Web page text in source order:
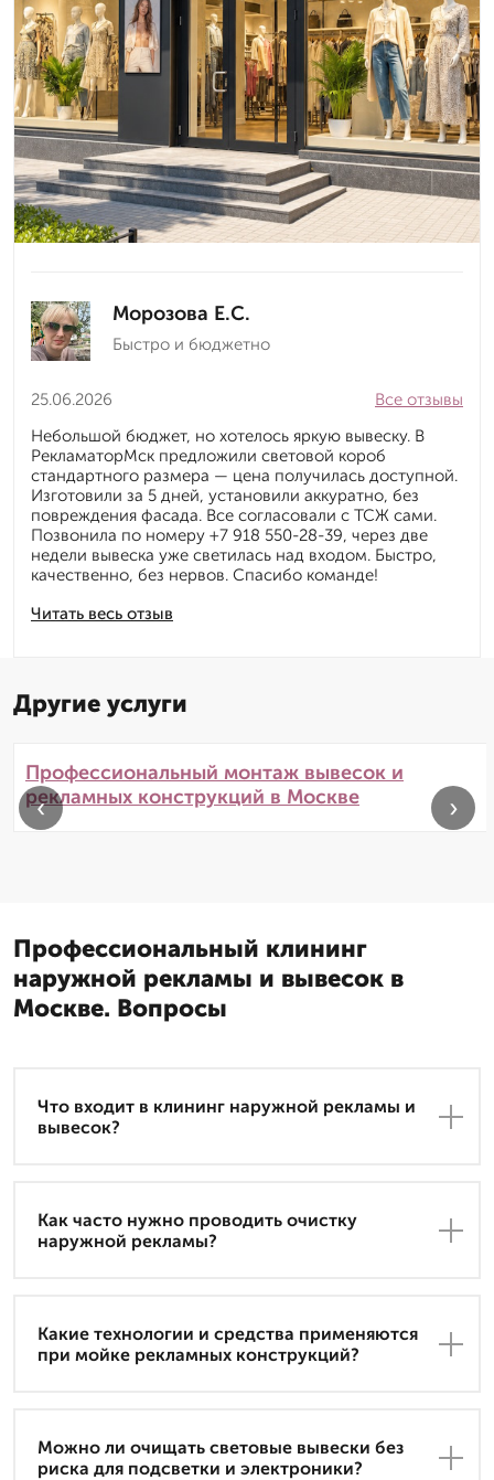
Морозова Е.С.
Быстро и бюджетно
25.06.2026
Читать весь отзыв
Все отзывы
Небольшой бюджет, но хотелось яркую вывеску. В
РекламаторМск предложили световой короб
стандартного размера — цена получилась доступной.
Изготовили за 5 дней, установили аккуратно, без
повреждения фасада. Все согласовали с ТСЖ сами.
Позвонила по номеру +7 918 550-28-39, через две
недели вывеска уже светилась над входом. Быстро,
качественно, без нервов. Спасибо команде!
Другие услуги
Профессиональный монтаж вывесок и
рекламных конструкций в Москве
‹ ›
Профессиональный клининг
наружной рекламы и вывесок в
Москве. Вопросы
Что входит в клининг наружной рекламы и
вывесок?
Как часто нужно проводить очистку
наружной рекламы?
Какие технологии и средства применяются
при мойке рекламных конструкций?
Можно ли очищать световые вывески без
риска для подсветки и электроники?